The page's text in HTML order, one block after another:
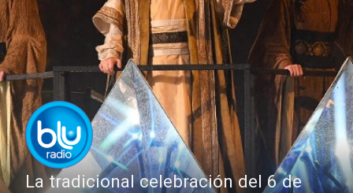
La tradicional celebración del 6 de